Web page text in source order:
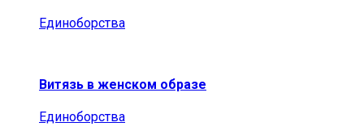
Единоборства
Витязь в женском образе
Единоборства